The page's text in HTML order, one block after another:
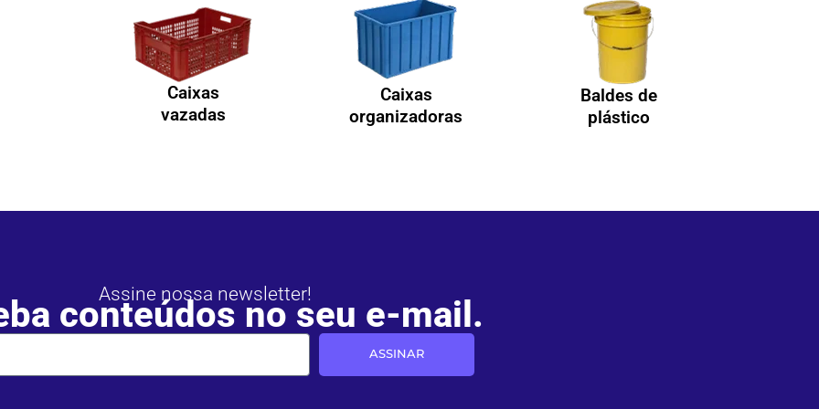
Caixas
vazadas
Caixas
organizadoras
Baldes de
plástico
Assine nossa newsletter!
conteúdos no seu e-mail.
ASSINAR